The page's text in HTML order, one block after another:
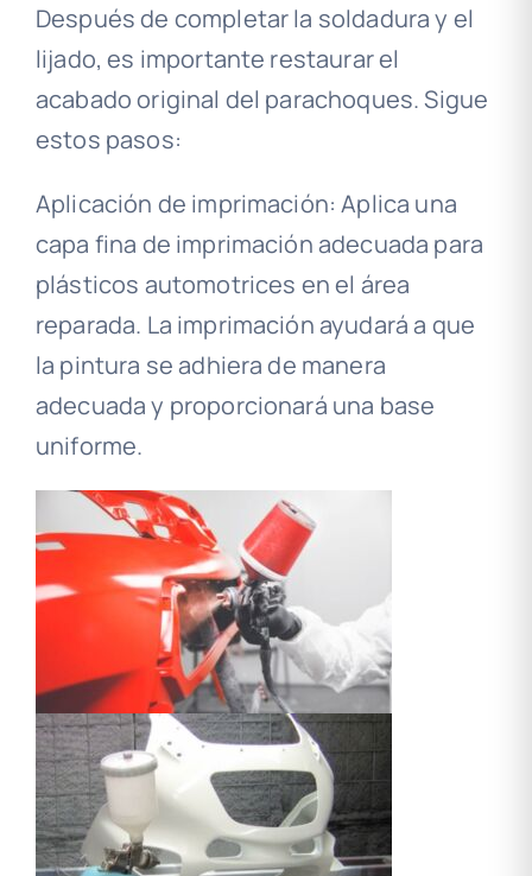
Después de completar la soldadura y el
lijado, es importante restaurar el
acabado original del parachoques. Sigue
estos pasos:
Aplicación de imprimación: Aplica una
capa fina de imprimación adecuada para
plásticos automotrices en el área
reparada. La imprimación ayudará a que
la pintura se adhiera de manera
adecuada y proporcionará una base
uniforme.